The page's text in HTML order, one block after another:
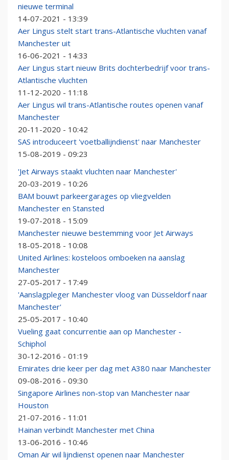
nieuwe terminal
14-07-2021 - 13:39
Aer Lingus stelt start trans-Atlantische vluchten vanaf
Manchester uit
16-06-2021 - 14:33
Aer Lingus start nieuw Brits dochterbedrijf voor trans-
Atlantische vluchten
11-12-2020 - 11:18
Aer Lingus wil trans-Atlantische routes openen vanaf
Manchester
20-11-2020 - 10:42
SAS introduceert 'voetballijndienst' naar Manchester
15-08-2019 - 09:23
'Jet Airways staakt vluchten naar Manchester'
20-03-2019 - 10:26
BAM bouwt parkeergarages op vliegvelden
Manchester en Stansted
19-07-2018 - 15:09
Manchester nieuwe bestemming voor Jet Airways
18-05-2018 - 10:08
United Airlines: kosteloos omboeken na aanslag
Manchester
27-05-2017 - 17:49
'Aanslagpleger Manchester vloog van Düsseldorf naar
Manchester'
25-05-2017 - 10:40
Vueling gaat concurrentie aan op Manchester -
Schiphol
30-12-2016 - 01:19
Emirates drie keer per dag met A380 naar Manchester
09-08-2016 - 09:30
Singapore Airlines non-stop van Manchester naar
Houston
21-07-2016 - 11:01
Hainan verbindt Manchester met China
13-06-2016 - 10:46
Oman Air wil lijndienst openen naar Manchester